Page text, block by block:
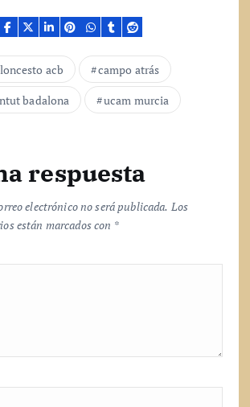
acb
campo atrás
badalona
ucam murcia
respuesta
electrónico no será publicada. Los
están marcados con *